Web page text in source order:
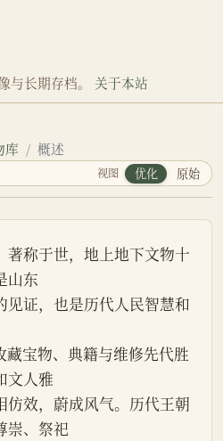
与长期存档。 关于本站
库 概述
视图 优化 原始
称于世，地上地下文物十
山东
见证，也是历代人民智慧和
藏宝物、典籍与维修先代胜
文人雅
仿效，蔚成风气。历代王朝
崇、祭祀